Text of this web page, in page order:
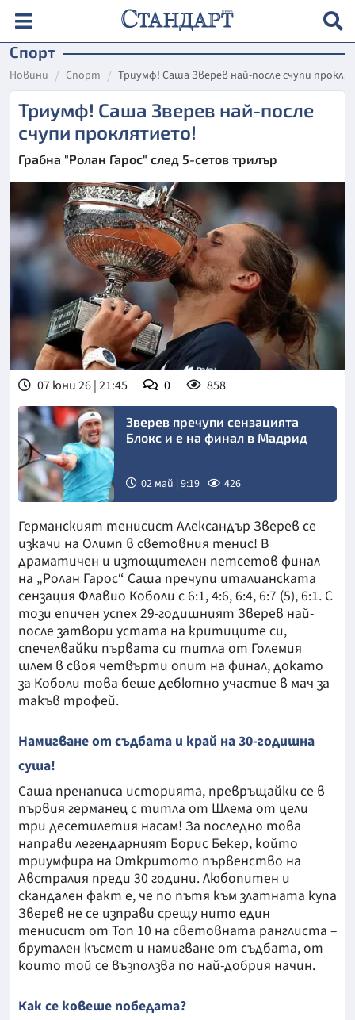
Спорт
Новини Спорт Триумф! Саша Зверев най-после счупи
Триумф! Саша Зверев най-после
счупи проклятието!
Грабна "Ролан Гарос" след 5-сетов трилър
07 юни 26 | 21:45 0 858
Снимка:
АТП
Зверев пречупи сензацията
Блокс и е на финал в Мадрид
02 май | 9:19 426
Германският тенисист Александър Зверев се
изкачи на Олимп в световния тенис! В
драматичен и изтощителен петсетов финал
на „Ролан Гарос“ Саша пречупи италианската
сензация Флавио Коболи с 6:1, 4:6, 6:4, 6:7 (5), 6:1. С
този епичен успех 29-годишният Зверев най-
после затвори устата на критиците си,
спечелвайки първата си титла от Големия
шлем в своя четвърти опит на финал, докато
за Коболи това беше дебютно участие в мач за
такъв трофей.
Намигване от съдбата и край на 30-годишна
суша!
Саша пренаписа историята, превръщайки се в
първия германец с титла от Шлема от цели
три десетилетия насам! За последно това
направи легендарният Борис Бекер, който
триумфира на Откритото първенство на
Австралия преди 30 години. Любопитен и
скандален факт е, че по пътя към златната купа
Зверев не се изправи срещу нито един
тенисист от Топ 10 на световната ранглиста –
брутален късмет и намигване от съдбата, от
които той се възползва по най-добрия начин.
Как се ковеше победата?